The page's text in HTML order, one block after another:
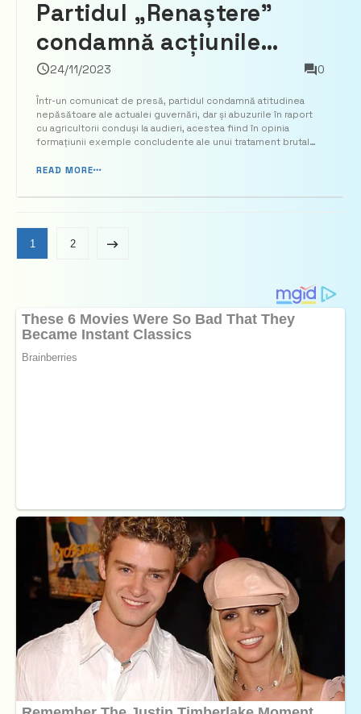
Partidul „Renaștere”
condamnă acțiunile
autorităților
moldovenești,
acuzându-le că ar
24/11/2023 0
Într-un comunicat de presă, partidul condamnă atitudinea
nepăsătoare ale actualei guvernări, dar și abuzurile în raport
cu agricultorii conduși la audieri, acestea fiind în opinia
formațiunii exemple concludente ale unui tratament brutal
și respectuoase, din partea președintelui ...
READ MORE
1 2